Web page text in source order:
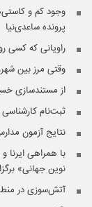
وجود کم و
پرونده ساعدی‌نیا
راویانی که کسی
وقتی مرز بین
از مستندسازی
ثبت‌نام کارشناسی
نتایج آزمون مدارس
با همراهی ایرنا
نوین جهانی»
آتش‌سوزی در منطقه